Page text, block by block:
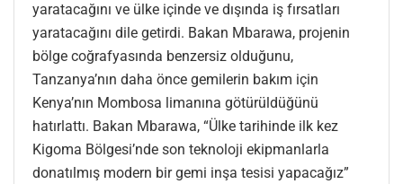
yaratacağını ve ülke içinde ve dışında iş fırsatları
yaratacağını dile getirdi. Bakan Mbarawa, projenin
bölge coğrafyasında benzersiz olduğunu,
Tanzanya’nın daha önce gemilerin bakım için
Kenya’nın Mombosa limanına götürüldüğünü
hatırlattı. Bakan Mbarawa, “Ülke tarihinde ilk kez
Kigoma Bölgesi’nde son teknoloji ekipmanlarla
donatılmış modern bir gemi inşa tesisi yapacağız”